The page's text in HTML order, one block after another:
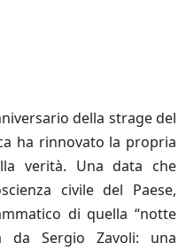
della strage del
ha rinnovato la propria
verità. Una data che
civile del Paese,
di quella “notte
da Sergio Zavoli: una